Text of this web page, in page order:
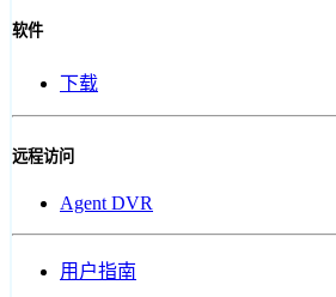
软件
下载
远程访问
Agent DVR
用户指南